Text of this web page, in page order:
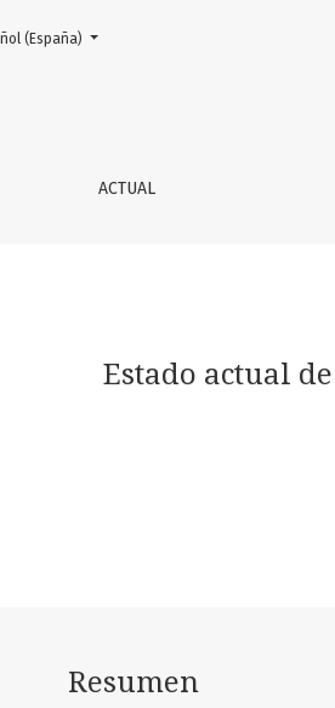
actual de los comités de
ACTUAL
el idioma. El actual es:
(España)
Estado actual
Resumen